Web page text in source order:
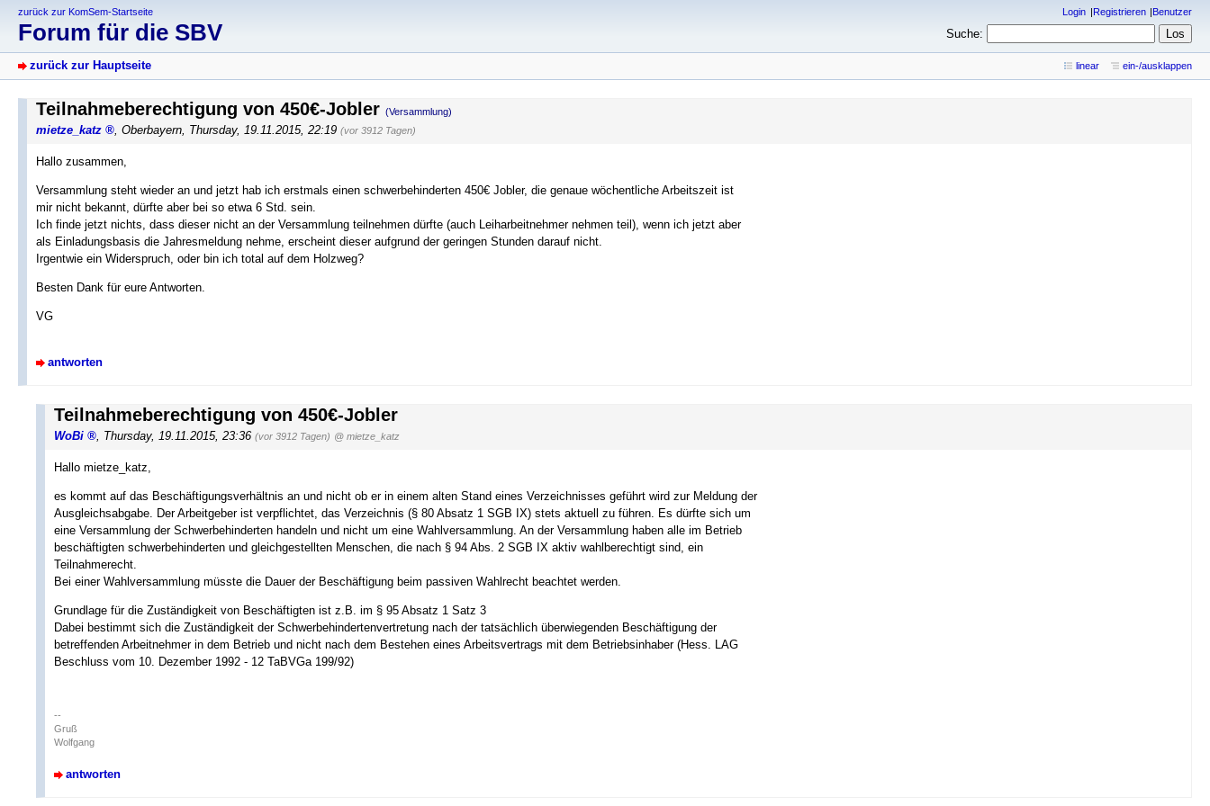
zurück zur KomSem-Startseite
Forum für die SBV
Login Registrieren Benutzer
Suche:
zurück zur Hauptseite linear ein-/ausklappen
Teilnahmeberechtigung von 450€-Jobler (Versammlung)
mietze_katz , Oberbayern, Thursday, 19.11.2015, 22:19 (vor 3912 Tagen)
Hallo zusammen,
Versammlung steht wieder an und jetzt hab ich erstmals einen schwerbehinderten 450€ Jobler, die genaue wöchentliche Arbeitszeit ist
mir nicht bekannt, dürfte aber bei so etwa 6 Std. sein.
Ich finde jetzt nichts, dass dieser nicht an der Versammlung teilnehmen dürfte (auch Leiharbeitnehmer nehmen teil), wenn ich jetzt aber
als Einladungsbasis die Jahresmeldung nehme, erscheint dieser aufgrund der geringen Stunden darauf nicht.
Irgentwie ein Widerspruch, oder bin ich total auf dem Holzweg?
Besten Dank für eure Antworten.
VG
antworten
Teilnahmeberechtigung von 450€-Jobler
WoBi Thursday, 19.11.2015, 23:36 (vor 3912 Tagen) @ mietze_katz
Hallo mietze_katz,
es kommt auf das Beschäftigungsverhältnis an und nicht ob er in einem alten Stand eines Verzeichnisses geführt wird zur Meldung der
Ausgleichsabgabe. Der Arbeitgeber ist verpflichtet, das Verzeichnis (§ 80 Absatz 1 SGB IX) stets aktuell zu führen. Es dürfte sich um
eine Versammlung der Schwerbehinderten handeln und nicht um eine Wahlversammlung. An der Versammlung haben alle im Betrieb
beschäftigten schwerbehinderten und gleichgestellten Menschen, die nach § 94 Abs. 2 SGB IX aktiv wahlberechtigt sind, ein
Teilnahmerecht.
Bei einer Wahlversammlung müsste die Dauer der Beschäftigung beim passiven Wahlrecht beachtet werden.
Grundlage für die Zuständigkeit von Beschäftigten ist z.B. im § 95 Absatz 1 Satz 3
Dabei bestimmt sich die Zuständigkeit der Schwerbehindertenvertretung nach der tatsächlich überwiegenden Beschäftigung der
betreffenden Arbeitnehmer in dem Betrieb und nicht nach dem Bestehen eines Arbeitsvertrags mit dem Betriebsinhaber (Hess. LAG
Beschluss vom 10. Dezember 1992 - 12 TaBVGa 199/92)
--
Gruß
Wolfgang
antworten